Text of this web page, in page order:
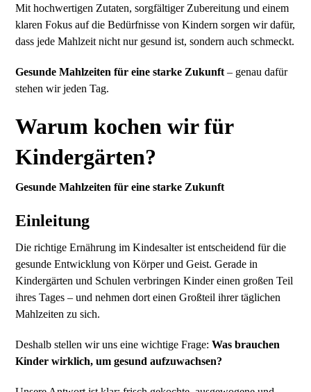
Mit hochwertigen Zutaten, sorgfältiger Zubereitung und einem
klaren Fokus auf die Bedürfnisse von Kindern sorgen wir dafür,
dass jede Mahlzeit nicht nur gesund ist, sondern auch schmeckt.
Gesunde Mahlzeiten für eine starke Zukunft – genau dafür
stehen wir jeden Tag.
Warum kochen wir für
Kindergärten?
Gesunde Mahlzeiten für eine starke Zukunft
Einleitung
Die richtige Ernährung im Kindesalter ist entscheidend für die
gesunde Entwicklung von Körper und Geist. Gerade in
Kindergärten und Schulen verbringen Kinder einen großen Teil
ihres Tages – und nehmen dort einen Großteil ihrer täglichen
Mahlzeiten zu sich.
Deshalb stellen wir uns eine wichtige Frage:Was brauchen
Kinder wirklich, um gesund aufzuwachsen?